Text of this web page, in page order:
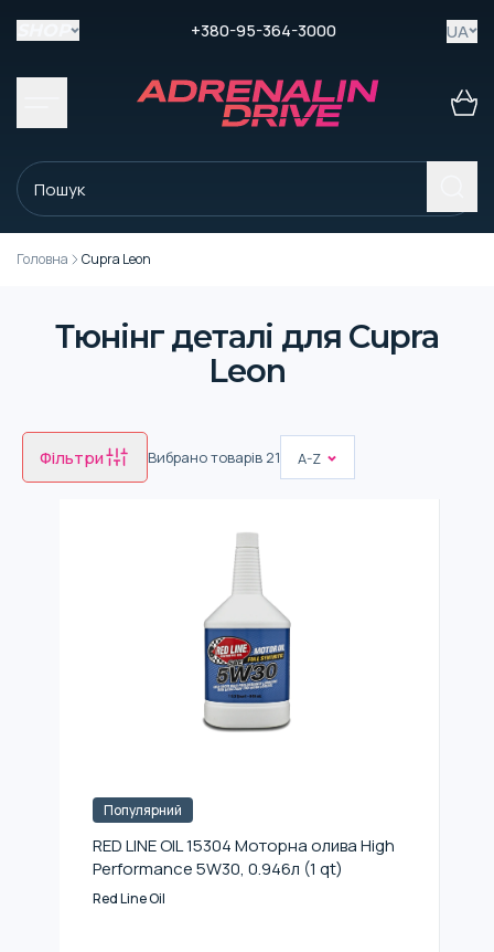
+380-95-364-3000 UA
Головна Cupra Leon
Тюнінг деталі для Cupra
Leon
Фільтри Вибрано товарів 21 A-Z
Популярний
RED LINE OIL 15304 Моторна олива High
Performance 5W30, 0.946л (1 qt)
Red Line Oil